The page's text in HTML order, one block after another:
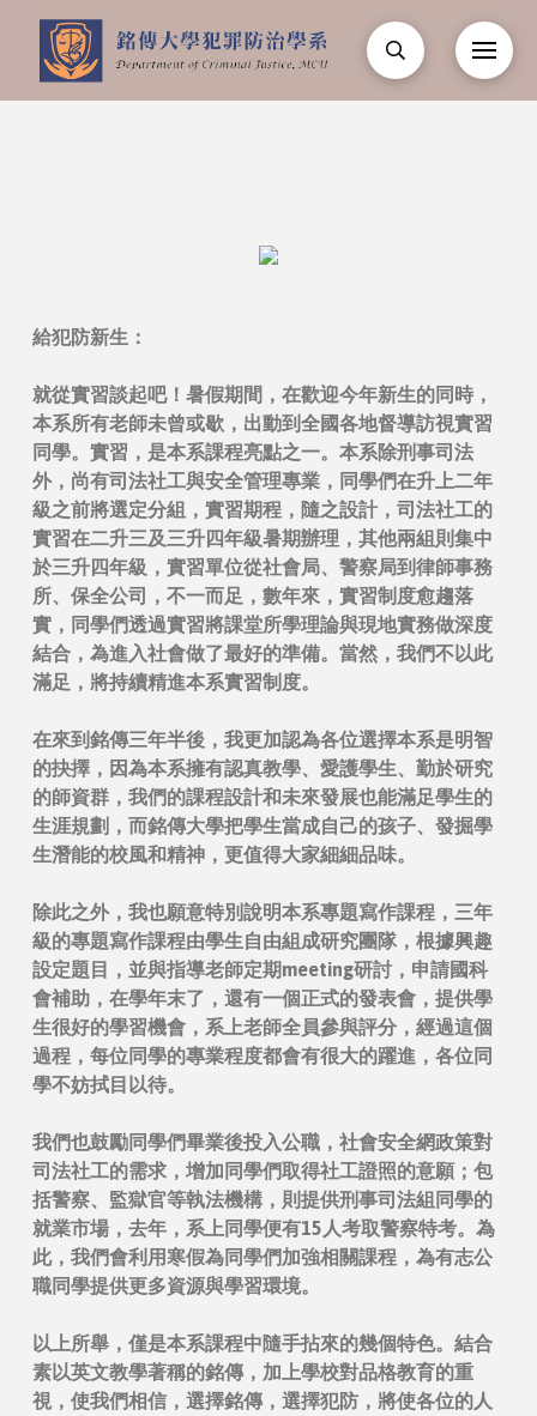
給犯防新生：
就從實習談起吧！暑假期間，在歡迎今年新生的同時，
本系所有老師未曾或歇，出動到全國各地督導訪視實習
同學。實習，是本系課程亮點之一。本系除刑事司法
外，尚有司法社工與安全管理專業，同學們在升上二年
級之前將選定分組，實習期程，隨之設計，司法社工的
實習在二升三及三升四年級暑期辦理，其他兩組則集中
於三升四年級，實習單位從社會局、警察局到律師事務
所、保全公司，不一而足，數年來，實習制度愈趨落
實，同學們透過實習將課堂所學理論與現地實務做深度
結合，為進入社會做了最好的準備。當然，我們不以此
滿足，將持續精進本系實習制度。
在來到銘傳三年半後，我更加認為各位選擇本系是明智
的抉擇，因為本系擁有認真教學、愛護學生、勤於研究
的師資群，我們的課程設計和未來發展也能滿足學生的
生涯規劃，而銘傳大學把學生當成自己的孩子、發掘學
生潛能的校風和精神，更值得大家細細品味。
除此之外，我也願意特別說明本系專題寫作課程，三年
級的專題寫作課程由學生自由組成研究團隊，根據興趣
設定題目，並與指導老師定期meeting研討，申請國科
會補助，在學年末了，還有一個正式的發表會，提供學
生很好的學習機會，系上老師全員參與評分，經過這個
過程，每位同學的專業程度都會有很大的躍進，各位同
學不妨拭目以待。
我們也鼓勵同學們畢業後投入公職，社會安全網政策對
司法社工的需求，增加同學們取得社工證照的意願；包
括警察、監獄官等執法機構，則提供刑事司法組同學的
就業市場，去年，系上同學便有15人考取警察特考。為
此，我們會利用寒假為同學們加強相關課程，為有志公
職同學提供更多資源與學習環境。
以上所舉，僅是本系課程中隨手拈來的幾個特色。結合
素以英文教學著稱的銘傳，加上學校對品格教育的重
視，使我們相信，選擇銘傳，選擇犯防，將使各位的人